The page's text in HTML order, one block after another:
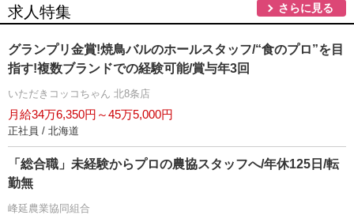
求人特集 さらに見る
グランプリ金賞!焼鳥バルのホールスタッフ/“食のプロ”を目
指す!複数ブランドでの経験可能/賞与年3回
いただきコッコちゃん 北8条店
月給34万6,350円～45万5,000円
正社員 / 北海道
「総合職」未経験からプロの農協スタッフへ/年休125日/転
勤無
峰延農業協同組合